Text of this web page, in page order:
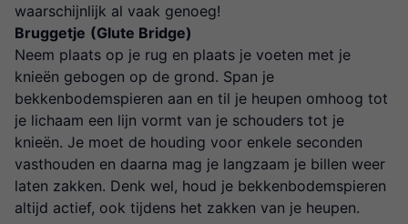
waarschijnlijk al vaak genoeg!
Bruggetje (Glute Bridge)
Neem plaats op je rug en plaats je voeten met je
knieën gebogen op de grond. Span je
bekkenbodemspieren aan en til je heupen omhoog tot
je lichaam een lijn vormt van je schouders tot je
knieën. Je moet de houding voor enkele seconden
vasthouden en daarna mag je langzaam je billen weer
laten zakken. Denk wel, houd je bekkenbodemspieren
altijd actief, ook tijdens het zakken van je heupen.